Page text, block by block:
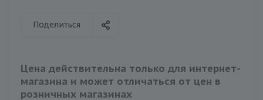
Поделиться
Цена действительна только для интернет-
магазина и может отличаться от цен в
розничных магазинах